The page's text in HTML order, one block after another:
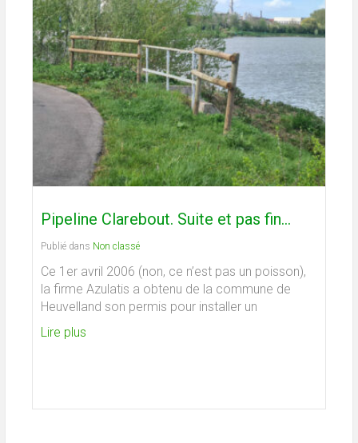
Pipeline Clarebout. Suite et pas fin…
Publié dans Non classé
Ce 1er avril 2006 (non, ce n’est pas un poisson),
la firme Azulatis a obtenu de la commune de
Heuvelland son permis pour installer un
Lire plus